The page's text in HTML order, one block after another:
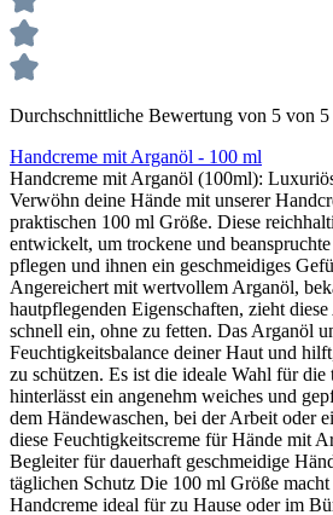
Durchschnittliche Bewertung von 5 von 5
Handcreme mit Arganöl - 100 ml
Handcreme mit Arganöl (100ml):
Verwöhn deine Hände mit unserer
praktischen 100 ml Größe. Diese
entwickelt, um trockene und
pflegen und ihnen ein geschmeidiges
Angereichert mit wertvollem Arganöl,
hautpflegenden Eigenschaften, zieht
schnell ein, ohne zu fetten. Das Arganöl
Feuchtigkeitsbalance deiner Haut und
zu schützen. Es ist die ideale Wahl für
hinterlässt ein angenehm weiches und
dem Händewaschen, bei der Arbeit oder
diese Feuchtigkeitscreme für Hände mit
Begleiter für dauerhaft geschmeidige
täglichen Schutz Die 100 ml Größe
Handcreme ideal für zu Hause oder im